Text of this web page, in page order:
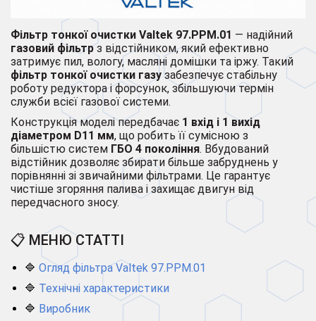
Фільтр тонкої очистки Valtek 97.PPM.01 — надійний
газовий фільтрз відстійником, який ефективно
затримує пил, вологу, масляні домішки та іржу. Такий
фільтр тонкої очистки газузабезпечує стабільну
роботу редуктора і форсунок, збільшуючи термін
служби всієї газової системи.
Конструкція моделі передбачає 1 вхід і 1 вихід
діаметром D11 мм, що робить її сумісною з
більшістю систем ГБО 4 покоління. Вбудований
відстійник дозволяє збирати більше забруднень у
порівнянні зі звичайними фільтрами. Це гарантує
чистіше згоряння палива і захищає двигун від
передчасного зносу.
📋 МЕНЮ СТАТТІ
🔷 Огляд фільтра Valtek 97.PPM.01
🔷 Технічні характеристики
🔷 Виробник